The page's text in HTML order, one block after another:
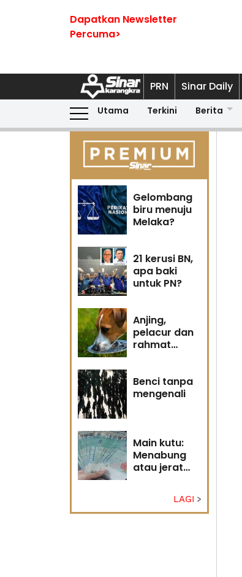
Dapatkan Newsletter
Percuma>
PRN Sinar Daily
Utama Terkini Berita
Gelombang
biru menuju
Melaka?
21 kerusi BN,
apa baki
untuk PN?
Anjing,
pelacur dan
rahmat
Benci tanpa
mengenali
Main kutu:
Menabung
atau jerat
LAGI